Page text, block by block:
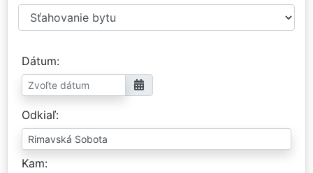
Dátum
Odkiaľ
Kam